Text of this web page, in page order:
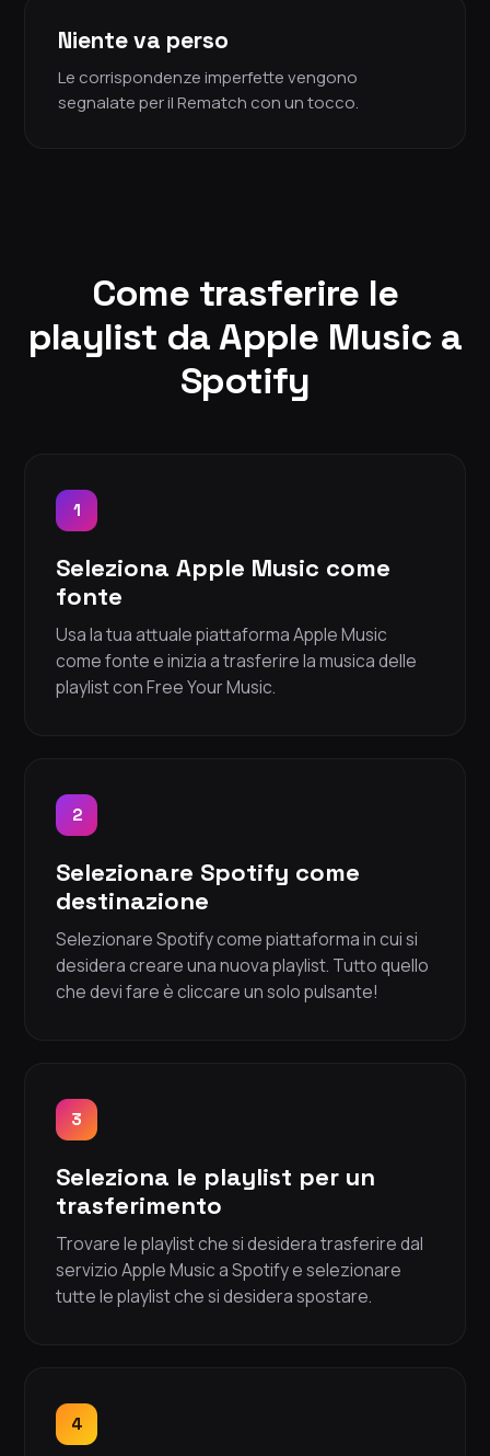
Niente va perso
Le corrispondenze imperfette vengono
segnalate per il Rematch con un tocco.
Come trasferire le
playlist da Apple Music a
Spotify
1
Seleziona Apple Music come
fonte
Usa la tua attuale piattaforma Apple Music
come fonte e inizia a trasferire la musica delle
playlist con Free Your Music.
2
Selezionare Spotify come
destinazione
Selezionare Spotify come piattaforma in cui si
desidera creare una nuova playlist. Tutto quello
che devi fare è cliccare un solo pulsante!
3
Seleziona le playlist per un
trasferimento
Trovare le playlist che si desidera trasferire dal
servizio Apple Music a Spotify e selezionare
tutte le playlist che si desidera spostare.
4